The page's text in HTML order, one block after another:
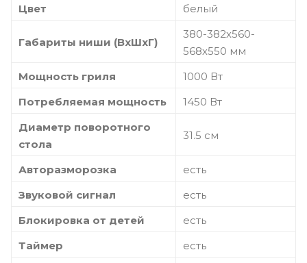
Цвет
белый
Габариты ниши (ВхШхГ)
380-382х560-
568х550 мм
Мощность гриля
1000 Вт
Потребляемая мощность
1450 Вт
Диаметр поворотного
стола
31.5 см
Авторазморозка
есть
Звуковой сигнал
есть
Блокировка от детей
есть
Таймер
есть